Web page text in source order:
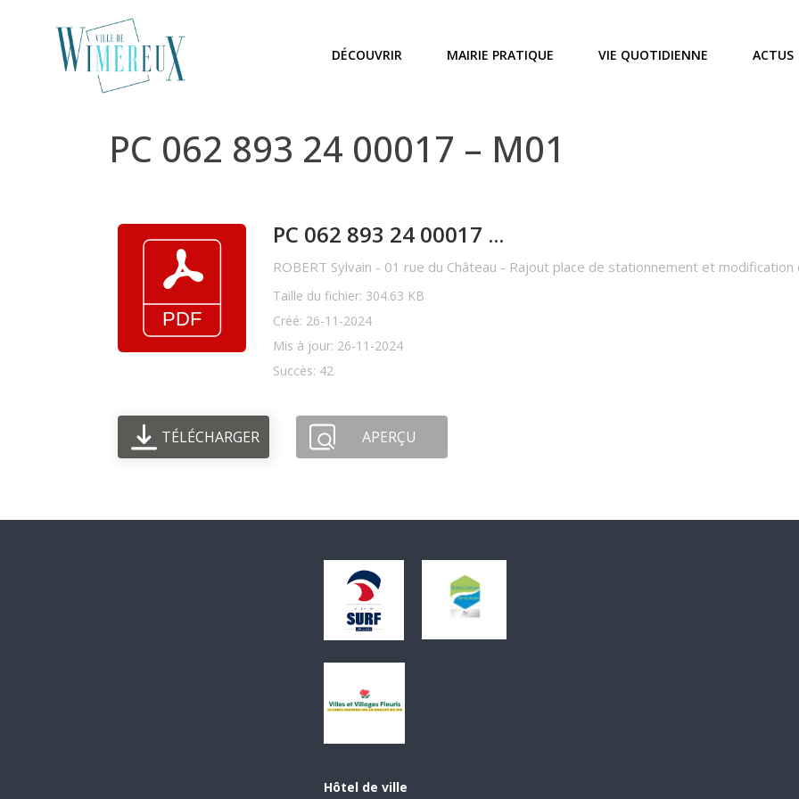
DÉCOUVRIR MAIRIE PRATIQUE VIE QUOTIDIENNE ACTUS
PC 062 893 24 00017 – M01
PC 062 893 24 00017 ...
ROBERT Sylvain - 01 rue du Château - Rajout place de stationnement et
Taille du fichier: 304.63 KB
Créé: 26-11-2024
Mis à jour: 26-11-2024
Succès: 42
TÉLÉCHARGER APERÇU
Hôtel de ville